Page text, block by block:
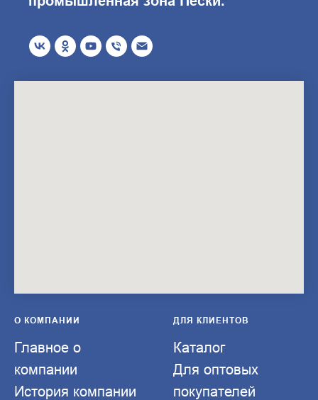
О КОМПАНИИ
Главное о
компании
История компании
ДЛЯ КЛИЕНТОВ
Каталог
Для оптовых
покупателей